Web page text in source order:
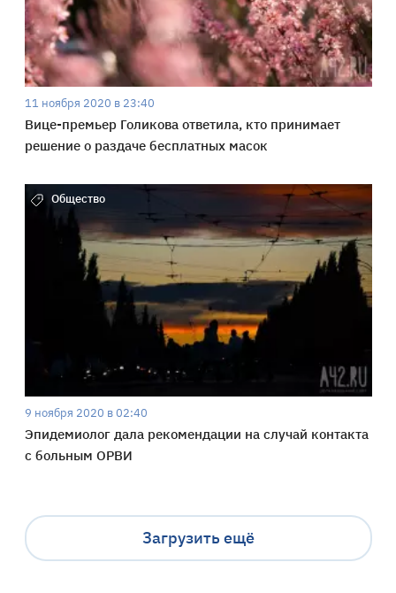
11 ноября 2020 в 23:40
Вице-премьер Голикова ответила, кто принимает
решение о раздаче бесплатных масок
Общество
9 ноября 2020 в 02:40
Эпидемиолог дала рекомендации на случай контакта
с больным ОРВИ
Загрузить ещё